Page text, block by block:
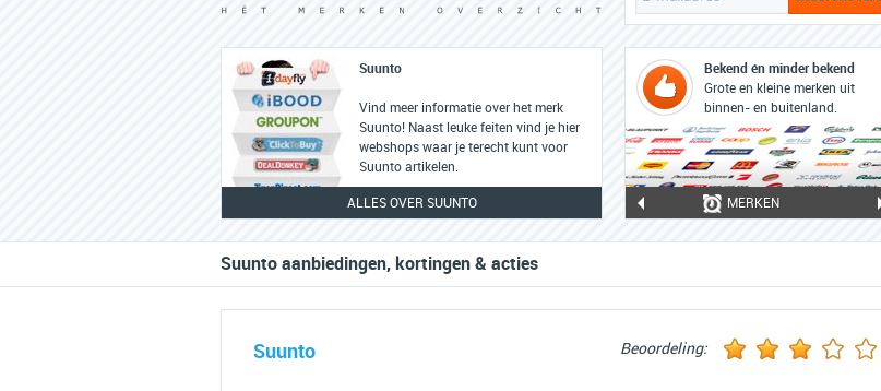
Suunto
Vind meer informatie over het merk
Suunto! Naast leuke feiten vind je hier
webshops waar je terecht kunt voor
Suunto artikelen.
ALLES OVER SUUNTO
Bekend én minder bekend
Grote en kleine merken uit
binnen- en buitenland.
MERKEN
Suunto aanbiedingen, kortingen & acties
Suunto Beoordeling: